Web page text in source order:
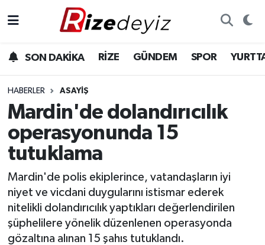
SON DAKİKA RİZE GÜNDEM SPOR
HABERLER ASAYIŞ
Mardin'de dolandırıcılık
operasyonunda 15
tutuklama
Mardin'de polis ekiplerince, vatandaşların iyi
niyet ve vicdani duygularını istismar ederek
nitelikli dolandırıcılık yaptıkları değerlendirilen
şüphelilere yönelik düzenlenen operasyonda
gözaltına alınan 15 şahıs tutuklandı.
Gündem
Yurttan Haberler
Ekonomi
Sağlık
Rize Hava Durumu
Rize Trafik Yoğunluk Haritası
Süper Lig Puan Durumu ve Fikstür
Son Dakika Haberleri
Haber Arşivi